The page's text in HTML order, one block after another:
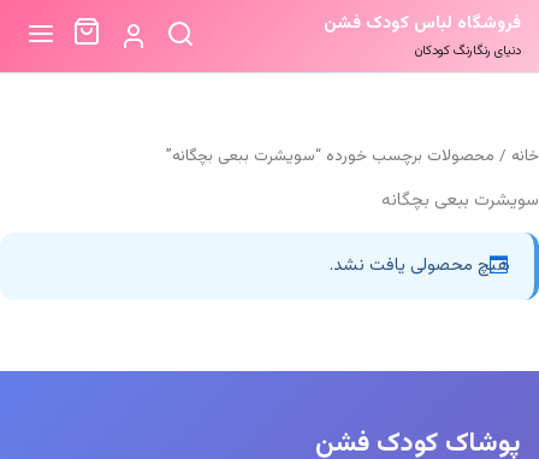
فروشگاه لباس کودک فشن
دنیای رنگارنگ کودکان
خانه / محصولات برچسب خورده “سویشرت ببعی بچگانه”
سویشرت ببعی بچگانه
هیچ محصولی یافت نشد.
پوشاک کودک فشن